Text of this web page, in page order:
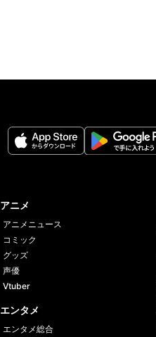
アニメ
アニメニュース
コミック
グッズ
声優
Vtuber
エンタメ
エンタメ総合